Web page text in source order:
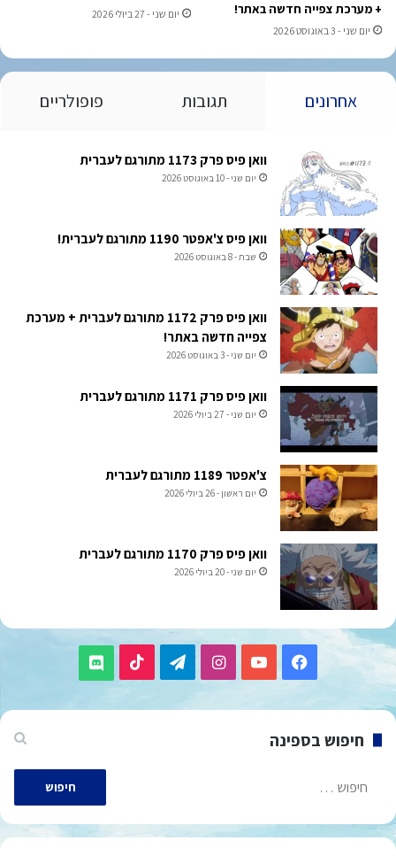
+ מערכת צפייה חדשה באתר!
יום שני - 3 באוגוסט 2026
יום שני - 27 ביולי 2026
אחרונים תגובות פופולריים
וואן פיס פרק 1173 מתורגם לעברית
יום שני - 10 באוגוסט 2026
וואן פיס צ'אפטר 1190 מתורגם לעברית!
שבת - 8 באוגוסט 2026
וואן פיס פרק 1172 מתורגם לעברית + מערכת
צפייה חדשה באתר!
יום שני - 3 באוגוסט 2026
וואן פיס פרק 1171 מתורגם לעברית
יום שני - 27 ביולי 2026
צ'אפטר 1189 מתורגם לעברית
יום ראשון - 26 ביולי 2026
וואן פיס פרק 1170 מתורגם לעברית
יום שני - 20 ביולי 2026
Facebook
YouTube
Instagram
Telegram
TikTok
Discord
חיפוש בספינה
חיפוש: